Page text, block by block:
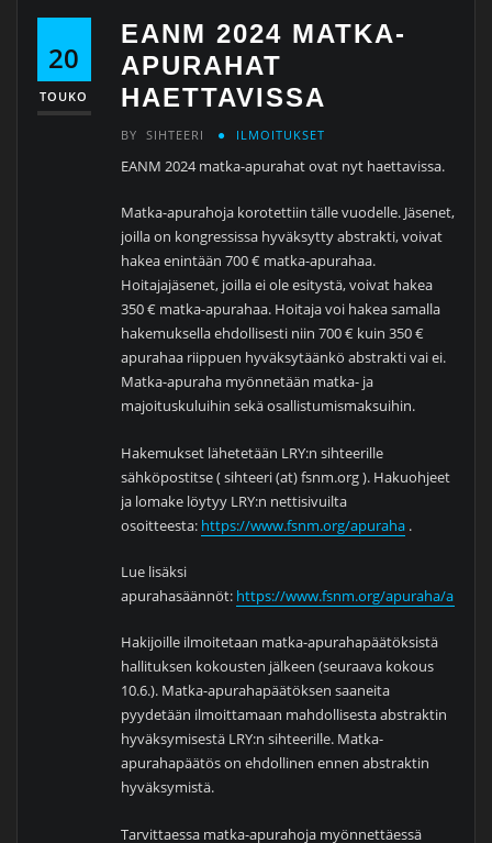
20
TOUKO
EANM 2024 MATKA-
APURAHAT
HAETTAVISSA
BY SIHTEERI ILMOITUKSET
EANM 2024 matka-apurahat ovat nyt haettavissa.
Matka-apurahoja korotettiin tälle vuodelle. Jäsenet,
joilla on kongressissa hyväksytty abstrakti, voivat
hakea enintään 700 € matka-apurahaa.
Hoitajajäsenet, joilla ei ole esitystä, voivat hakea
350 € matka-apurahaa. Hoitaja voi hakea samalla
hakemuksella ehdollisesti niin 700 € kuin 350 €
apurahaa riippuen hyväksytäänkö abstrakti vai ei.
Matka-apuraha myönnetään matka- ja
majoituskuluihin sekä osallistumismaksuihin.
Hakemukset lähetetään LRY:n sihteerille
sähköpostitse (sihteeri (at) fsnm.org). Hakuohjeet
ja lomake löytyy LRY:n nettisivuilta
osoitteesta: https://www.fsnm.org/apuraha .
Lue lisäksi
apurahasäännöt: https://www.fsnm.org/apuraha/
Hakijoille ilmoitetaan matka-apurahapäätöksistä
hallituksen kokousten jälkeen (seuraava kokous
10.6.). Matka-apurahapäätöksen saaneita
pyydetään ilmoittamaan mahdollisesta abstraktin
hyväksymisestä LRY:n sihteerille. Matka-
apurahapäätös on ehdollinen ennen abstraktin
hyväksymistä.
Tarvittaessa matka-apurahoja myönnettäessä